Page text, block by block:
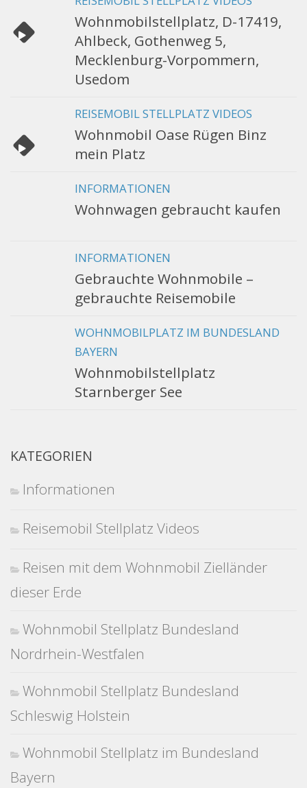
Wohnmobilstellplatz, D-17419,
Ahlbeck, Gothenweg 5,
Mecklenburg-Vorpommern,
Usedom
REISEMOBIL STELLPLATZ VIDEOS
Wohnmobil Oase Rügen Binz
mein Platz
INFORMATIONEN
Wohnwagen gebraucht kaufen
INFORMATIONEN
Gebrauchte Wohnmobile –
gebrauchte Reisemobile
WOHNMOBILPLATZ IM BUNDESLAND
BAYERN
Wohnmobilstellplatz
Starnberger See
KATEGORIEN
Informationen
Reisemobil Stellplatz Videos
Reisen mit dem Wohnmobil Zielländer
dieser Erde
Wohnmobil Stellplatz Bundesland
Nordrhein-Westfalen
Wohnmobil Stellplatz Bundesland
Schleswig Holstein
Wohnmobil Stellplatz im Bundesland
Bayern